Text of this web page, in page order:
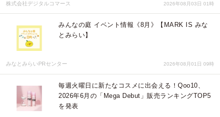
株式会社デジタルコマース 2026年08月03日 01時
みんなの庭 イベント情報《8月》【MARK IS みな
とみらい】
みなとみらいPRセンター 2026年08月01日 09時
毎週火曜日に新たなコスメに出会える！Qoo10、
2026年6月の「Mega Debut」販売ランキングTOP5
を発表